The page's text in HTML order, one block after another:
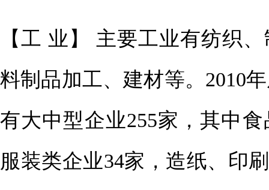
【工 业】 主要工业有纺织
料制品加工、建材等。2010
有大中型企业255家，其中
服装类企业34家，造纸、印